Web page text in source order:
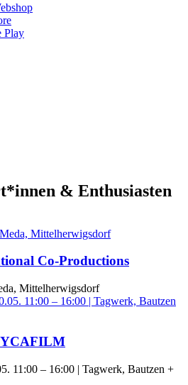
Play
& Enthusiasten
Co-Productions
Mittelherwigsdorf
11:00 – 16:00 | Tagwerk, Bautzen +